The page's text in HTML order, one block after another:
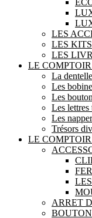
LES
LES KITS
LES
LE
La dentelle
Les
Les
Les lettres
Les
Trésors
LE
ARRET